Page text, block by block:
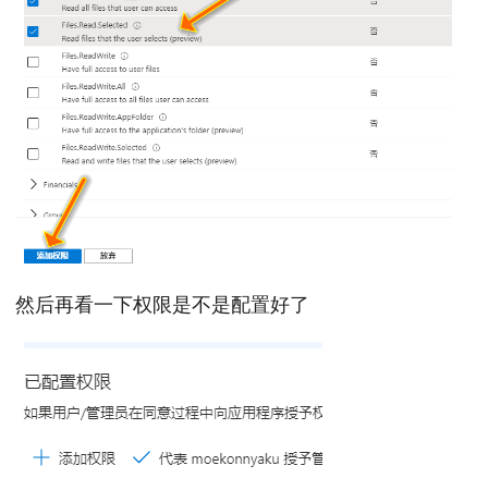
然后再看一下权限是不是配置好了